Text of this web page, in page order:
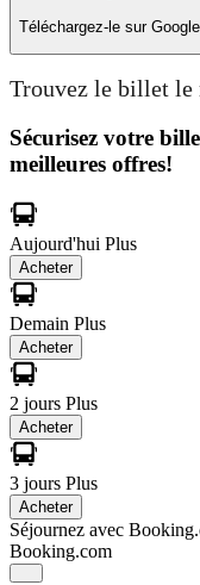
Téléchargez-le sur
Trouvez le billet le
Sécurisez votre
meilleures offres!
Aujourd'hui Plus
Acheter
Demain Plus
Acheter
2 jours Plus
Acheter
3 jours Plus
Acheter
Séjournez avec
Booking.com